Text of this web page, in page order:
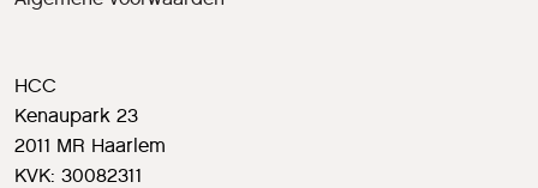
HCC
Kenaupark 23
2011 MR Haarlem
KVK: 30082311